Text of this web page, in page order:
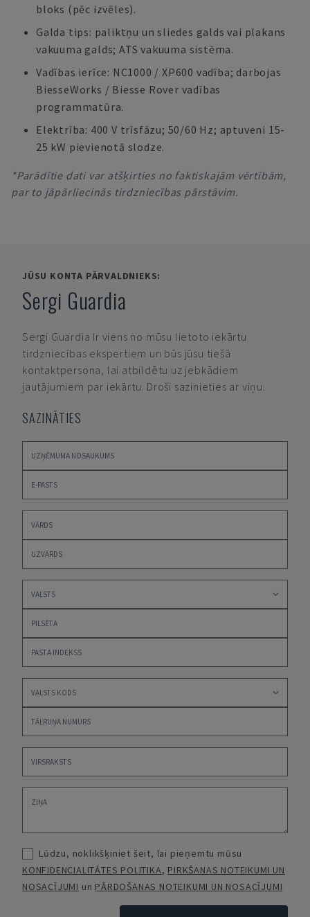
bloks (pēc izvēles).
Galda tips: paliktņu un sliedes galds vai plakans
vakuuma galds; ATS vakuuma sistēma.
Vadības ierīce: NC1000 / XP600 vadība; darbojas
BiesseWorks / Biesse Rover vadības
programmatūra.
Elektrība: 400 V trīsfāzu; 50/60 Hz; aptuveni 15-
25 kW pievienotā slodze.
*Parādītie dati var atšķirties no faktiskajām vērtībām,
par to jāpārliecinās tirdzniecības pārstāvim.
JŪSU KONTA PĀRVALDNIEKS:
Sergi Guardia
Sergi Guardia Ir viens no mūsu lietoto iekārtu
tirdzniecības ekspertiem un būs jūsu tiešā
kontaktpersona, lai atbildētu uz jebkādiem
jautājumiem par iekārtu. Droši sazinieties ar viņu.
SAZINĀTIES
Lūdzu, noklikšķiniet šeit, lai pieņemtu mūsu
KONFIDENCIALITĀTES POLITIKA, PIRKŠANAS NOTEIKUMI UN
NOSACĪJUMI un PĀRDOŠANAS NOTEIKUMI UN NOSACĪJUMI